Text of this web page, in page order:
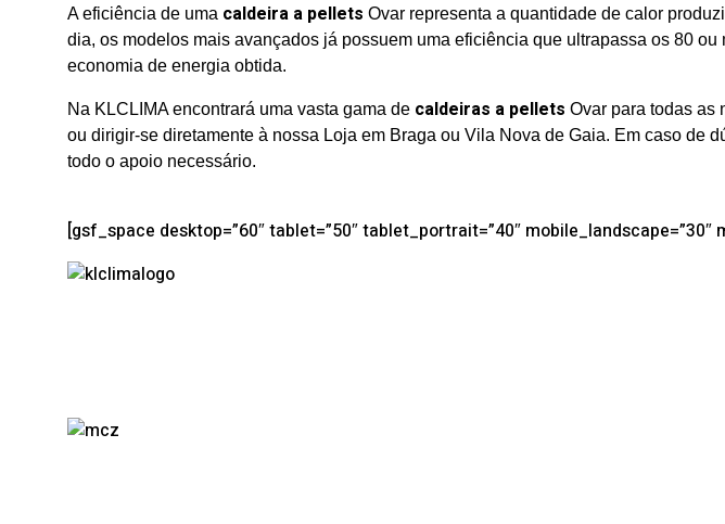
A eficiência de uma caldeira a pellets Ovar representa a quantidade de calor
dia, os modelos mais avançados já possuem uma eficiência que ultrapassa os 80
economia de energia obtida.
Na KLCLIMA encontrará uma vasta gama de caldeiras a pellets Ovar para todas as
ou dirigir-se diretamente à nossa Loja em Braga ou Vila Nova de Gaia. Em caso de
todo o apoio necessário.
[gsf_space desktop=”60″ tablet=”50″ tablet_portrait=”40″ mobile_landscape=”30″